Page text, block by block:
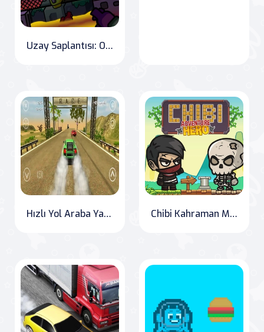
Uzay Saplantısı: Oyun Içinde Oyna
Hızlı Yol Araba Yarışı Oyunu Chibi Kahraman Macerası